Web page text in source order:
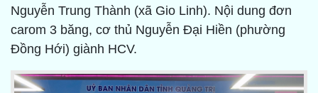
Nguyễn Trung Thành (xã Gio Linh). Nội dung đơn
carom 3 băng, cơ thủ Nguyễn Đại Hiền (phường
Đồng Hới) giành HCV.